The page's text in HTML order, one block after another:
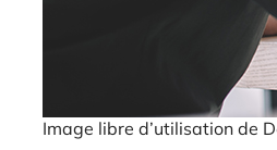
Image libre d’utilisation de